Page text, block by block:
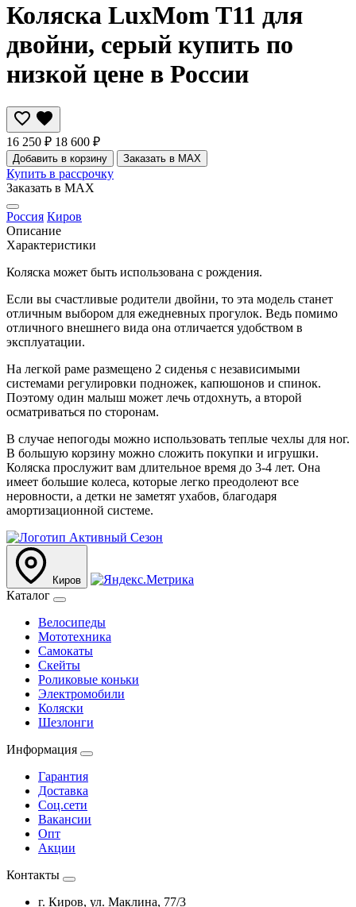
Коляска LuxMom T11 для
двойни, серый купить по
низкой цене в России
16 250 ₽ 18 600 ₽
Добавить в корзину Заказать в MAX
Купить в рассрочку
Заказать в MAX
Россия Киров
Описание
Характеристики
Коляска может быть использована с рождения.
Если вы счастливые родители двойни, то эта модель станет
отличным выбором для ежедневных прогулок. Ведь помимо
отличного внешнего вида она отличается удобством в
эксплуатации.
На легкой раме размещено 2 сиденья с независимыми
системами регулировки подножек, капюшонов и спинок.
Поэтому один малыш может лечь отдохнуть, а второй
осматриваться по сторонам.
В случае непогоды можно использовать теплые чехлы для ног.
В большую корзину можно сложить покупки и игрушки.
Коляска прослужит вам длительное время до 3-4 лет. Она
имеет большие колеса, которые легко преодолеют все
неровности, а детки не заметят ухабов, благодаря
амортизационной системе.
Киров
Каталог
Велосипеды
Мототехника
Самокаты
Скейты
Роликовые коньки
Электромобили
Коляски
Шезлонги
Информация
Гарантия
Доставка
Соц.сети
Вакансии
Опт
Акции
Контакты
г. Киров, ул. Маклина, 77/3